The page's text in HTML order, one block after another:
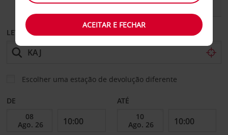
CARRO COMERCIAIS
LEVANTAR EM
Escolher uma estação de devolução diferente
DE ATÉ
ACEITAR E FECHAR